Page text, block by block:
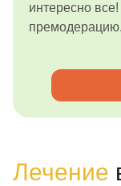
интересно
Лечение